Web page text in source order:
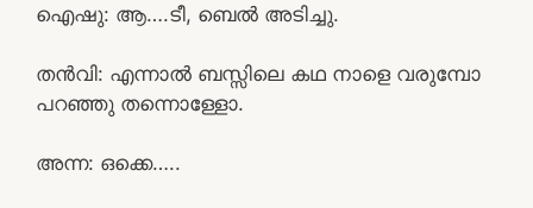
ഐഷു: ആ….ടീ, ബെൽ അടിച്ചു.
തൻവി: എന്നാൽ ബസ്സിലെ കഥ നാളെ വരുമ്പോ
പറഞ്ഞു തന്നൊള്ളോ.
അന്ന: ഒക്കെ…..